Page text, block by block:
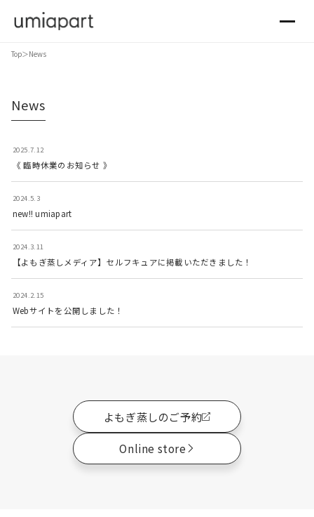
Top＞News
News
2025.7.12
《 臨時休業のお知らせ 》
2024.5.3
new!! umiapart
2024.3.11
【よもぎ蒸しメディア】セルフキュアに掲載いただきました！
2024.2.15
Webサイトを公開しました！
よもぎ蒸しのご予約
Online store